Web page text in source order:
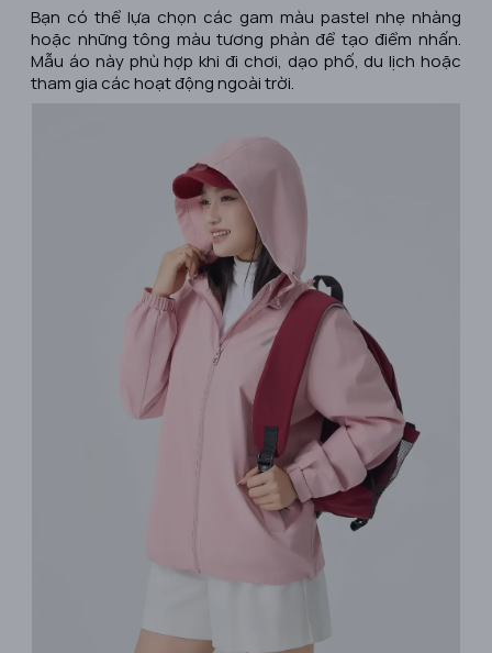
Bạn có thể lựa chọn các gam màu pastel nhẹ nhàng
hoặc những tông màu tương phản để tạo điểm nhấn.
Mẫu áo này phù hợp khi đi chơi, dạo phố, du lịch hoặc
tham gia các hoạt động ngoài trời.